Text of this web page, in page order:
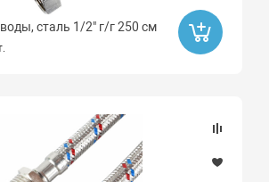
сталь 1/2" г/г 250 см